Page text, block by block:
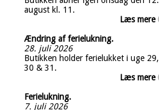
august kl. 11.
Læs mere
Ændring af ferielukning.
28. juli 2026
Butikken holder ferielukket i uge 29,
30 & 31.
Læs mere
Ferielukning.
7. juli 2026